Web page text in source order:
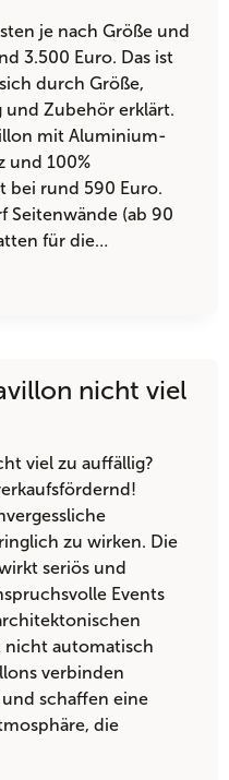
je nach Größe und
3.500 Euro. Das ist
durch Größe,
und Zubehör erklärt.
mit Aluminium-
und 100%
bei rund 590 Euro.
Seitenwände (ab 90
für die…
nicht viel
viel zu auffällig?
zu wirken. Die
seriös und
Events
nicht automatisch
verbinden
schaffen eine
die